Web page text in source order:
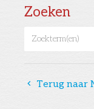
Zoeken
󰅁 Terug naar